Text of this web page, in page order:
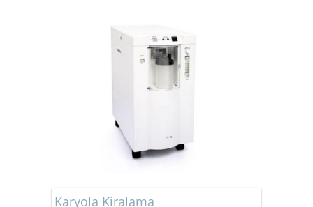
Karyola Kiralama